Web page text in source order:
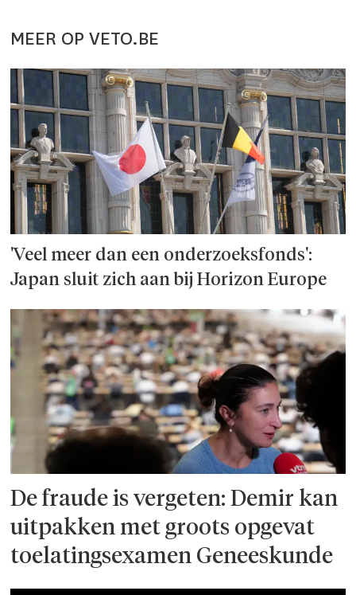
MEER OP VETO.BE
'Veel meer dan een onderzoeks­fonds':
Japan sluit zich aan bij Horizon Europe
De fraude is vergeten: Demir kan
uitpakken met groots opgevat
toelatingsexamen Geneeskunde